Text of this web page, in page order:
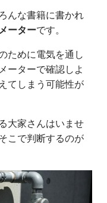
んな書籍に書かれ
ーターです。
ために電気を通し
ーターで確認しよ
てしまう可能性が
大家さんはいませ
こで判断するのが